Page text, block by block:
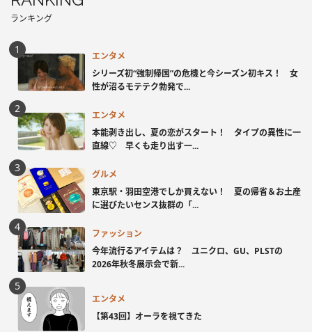
ランキング
エンタメ
シリーズ初“強制帰国”の危機と今シーズン初キス！ 女
性が沼るモテテク勃発で...
エンタメ
本能剥き出し、夏の恋がスタート！ タイプの異性に一
直線♡ 早くも走り出す一...
グルメ
東京駅・羽田空港でしか買えない！ 夏の帰省＆お土産
に選びたいセンス抜群の「...
ファッション
今年流行るアイテムは？ ユニクロ、GU、PLSTの
2026年秋冬展示会で新...
エンタメ
【第43回】オーラを視てきた